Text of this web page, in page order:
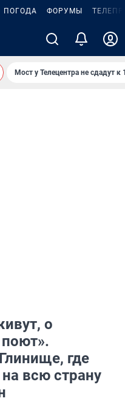
ПОГОДА ФОРУМЫ
Мост у Телецентра не сдадут к
о
где
всю страну